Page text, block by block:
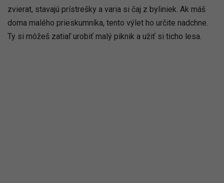
zvierat, stavajú prístrešky a varia si čaj z byliniek. Ak máš
doma malého prieskumníka, tento výlet ho určite nadchne.
Ty si môžeš zatiaľ urobiť malý piknik a užiť si ticho lesa.